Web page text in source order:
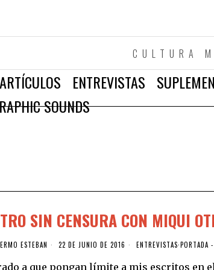
CULTURA
ARTÍCULOS ENTREVISTAS
SOUNDS
SIN CENSURA CON MIQUI
ESTEBAN 22 DE JUNIO DE 2016 ENTREVISTAS·PORTADA
a que pongan límite a mis escritos en